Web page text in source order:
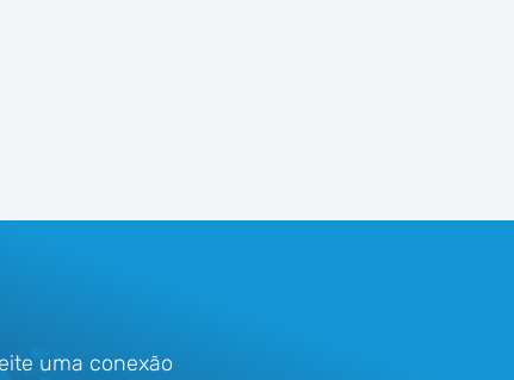
uma conexão